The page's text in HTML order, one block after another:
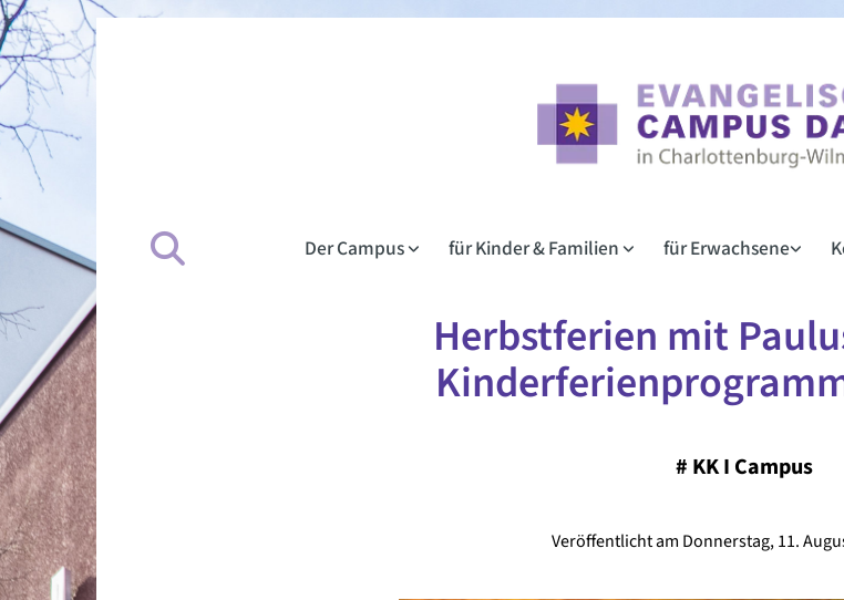
Der Campus für Kinder & Familien für Erwachsene
Herbstferien mit
# KK I Campus
Veröffentlicht am Donnerstag, 11.